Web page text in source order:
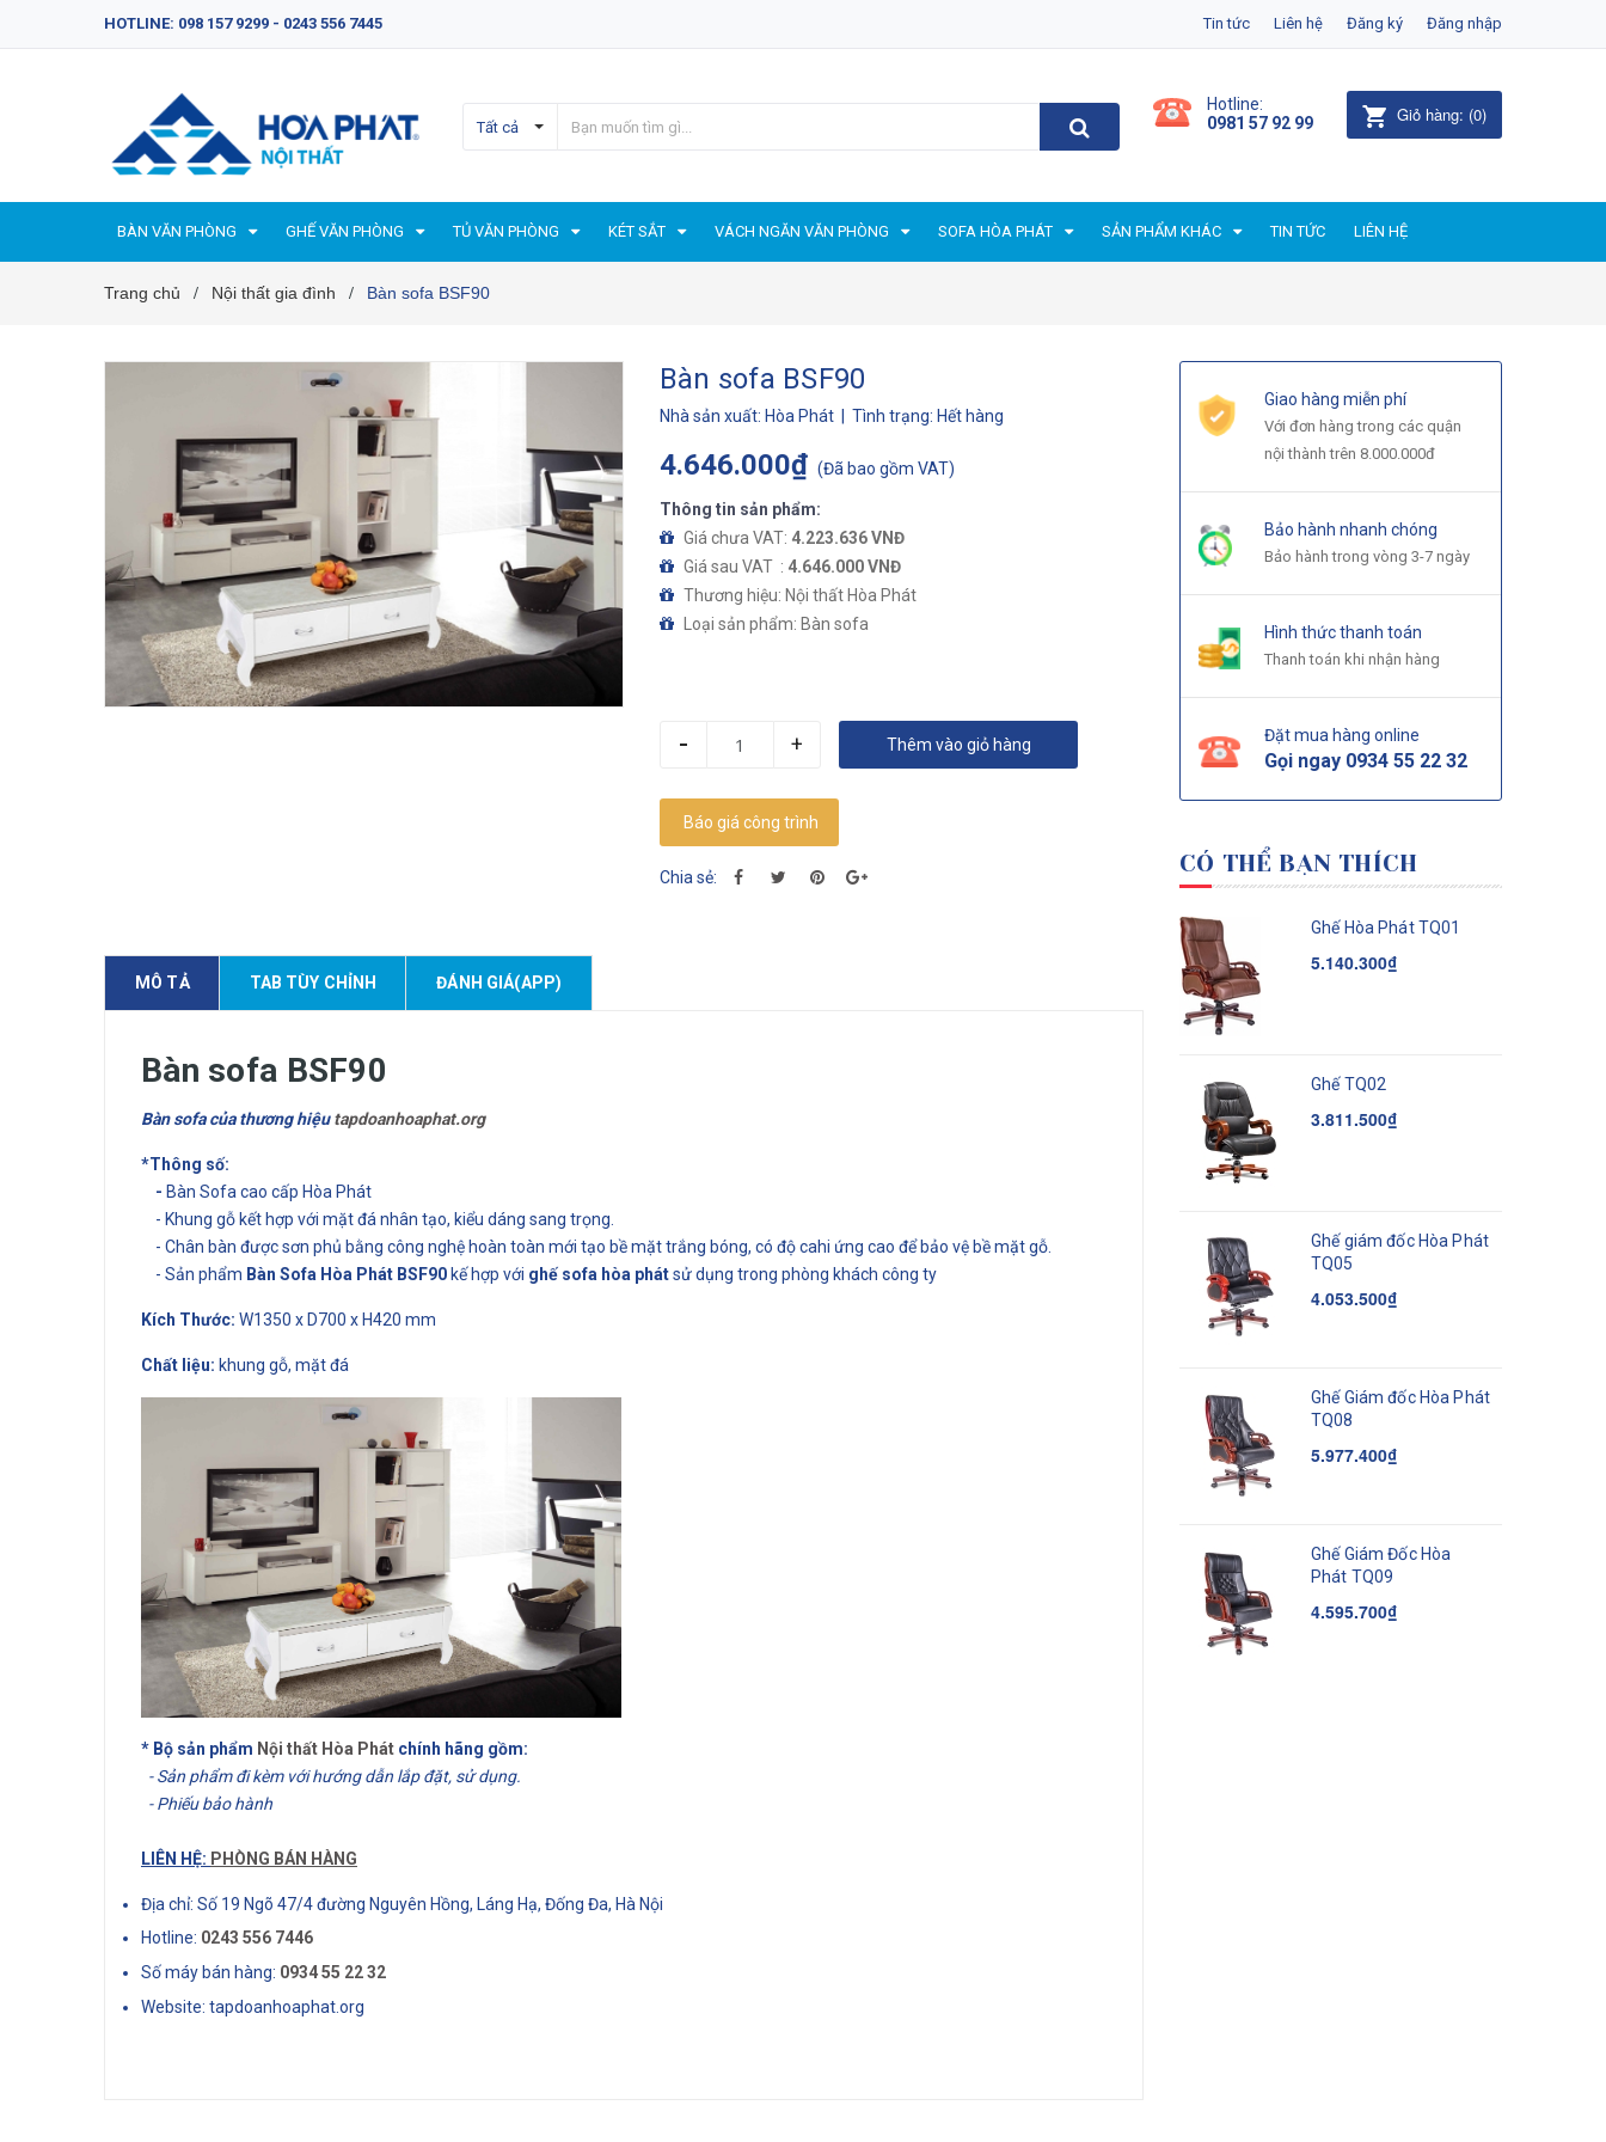
HOTLINE: 098 157 9299 - 0243 556 7445 Tin tức Liên hệ Đăng ký Đăng nhập
Tất cả
Hotline:
0981 57 92 99
Giỏ hàng: (0)
BÀN VĂN PHÒNG GHẾ VĂN PHÒNG TỦ VĂN PHÒNG KÉT SẮT VÁCH NGĂN VĂN PHÒNG SOFA HÒA PHÁT SẢN PHẨM KHÁC TIN TỨC LIÊN HỆ
Trang chủ / Nội thất gia đình / Bàn sofa BSF90
Bàn sofa BSF90
Nhà sản xuất: Hòa Phát | Tình trạng: Hết hàng
4.646.000₫ (Đã bao gồm VAT)
Thông tin sản phẩm:
Giá chưa VAT: 4.223.636 VNĐ
Giá sau VAT : 4.646.000 VNĐ
Thương hiệu: Nội thất Hòa Phát
Loại sản phẩm: Bàn sofa
- + Thêm vào giỏ hàng
Báo giá công trình
Chia sẻ:
MÔ TẢ TAB TÙY CHỈNH ĐÁNH GIÁ(APP)
Bàn sofa BSF90
Bàn sofa của thương hiệutapdoanhoaphat.org
*Thông số:
- Bàn Sofa cao cấp Hòa Phát
- Khung gỗ kết hợp với mặt đá nhân tạo, kiểu dáng sang trọng.
- Chân bàn được sơn phủ bằng công nghệ hoàn toàn mới tạo bề mặt trắng bóng, có độ cahi ứng cao để bảo vệ bề mặt gỗ.
- Sản phẩm Bàn Sofa Hòa Phát BSF90 kế hợp với ghế sofa hòa phátsử dụng trong phòng khách công ty
Kích Thước: W1350 x D700 x H420 mm
Chất liệu: khung gỗ, mặt đá
* Bộ sản phẩm Nội thất Hòa Phát chính hãng gồm:
- Sản phẩm đi kèm với hướng dẫn lắp đặt, sử dụng.
- Phiếu bảo hành
LIÊN HỆ: PHÒNG BÁN HÀNG
Địa chỉ: Số 19 Ngõ 47/4 đường Nguyên Hồng, Láng Hạ, Đống Đa, Hà Nội
Hotline: 0243 556 7446
Số máy bán hàng: 0934 55 22 32
Website: tapdoanhoaphat.org
Giao hàng miễn phí
Với đơn hàng trong các quận
nội thành trên 8.000.000đ
Bảo hành nhanh chóng
Bảo hành trong vòng 3-7 ngày
Hình thức thanh toán
Thanh toán khi nhận hàng
Đặt mua hàng online
Gọi ngay 0934 55 22 32
CÓ THỂ BẠN THÍCH
Ghế Hòa Phát TQ01
5.140.300₫
Ghế TQ02
3.811.500₫
Ghế giám đốc Hòa Phát
TQ05
4.053.500₫
Ghế Giám đốc Hòa Phát
TQ08
5.977.400₫
Ghế Giám Đốc Hòa
Phát TQ09
4.595.700₫